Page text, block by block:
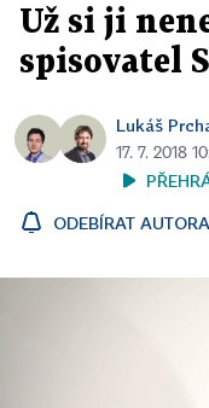
Už si ji
spisovatel
Lukáš
17. 7. 2018
ODEBÍRAT AUTORA